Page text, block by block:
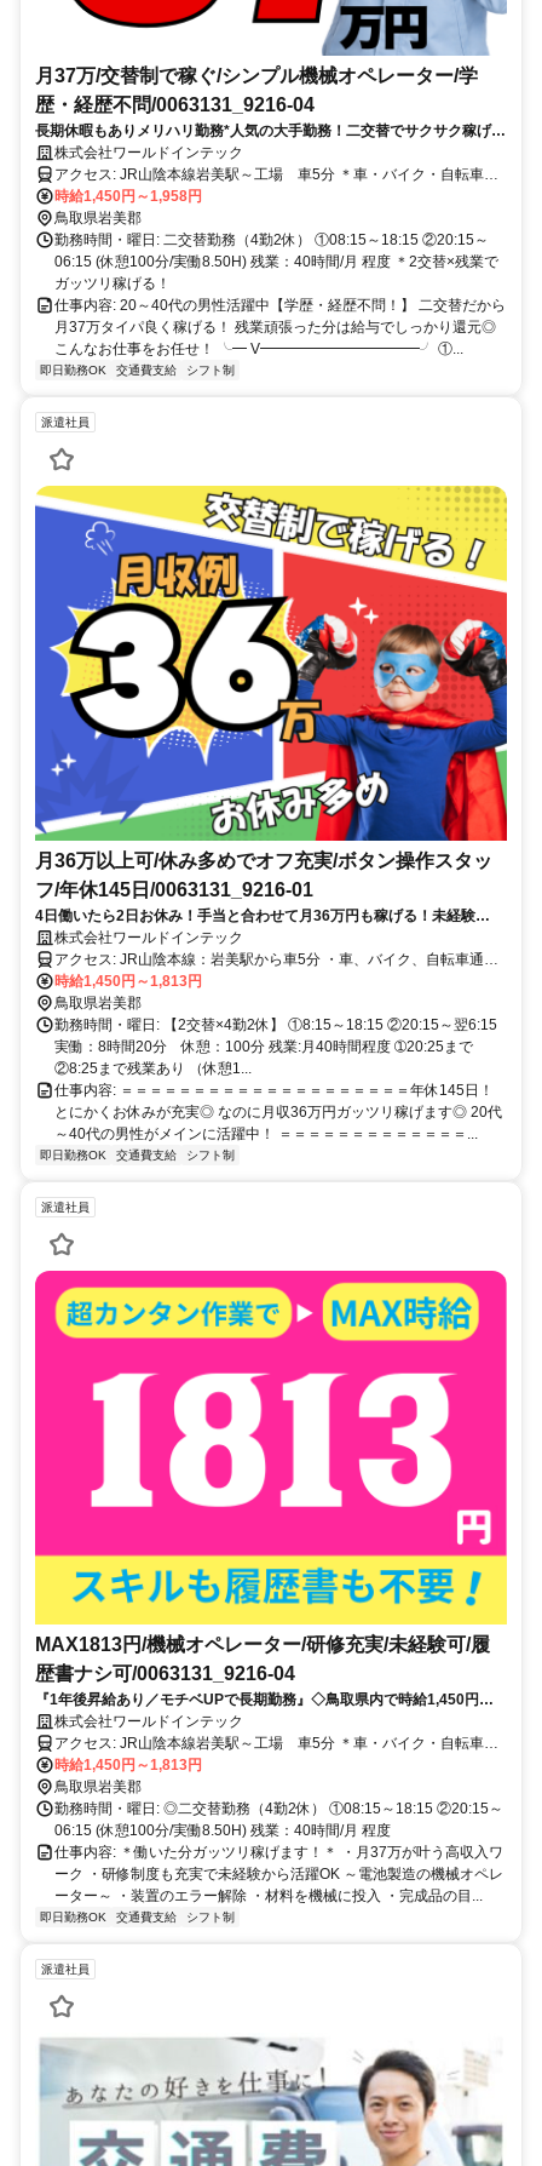
月37万/交替制で稼ぐ/シンプル機械オペレーター/学
歴・経歴不問/0063131_9216-04
長期休暇もありメリハリ勤務*人気の大手勤務！二交替でサクサク稼げ
る！シンプル作業で安定勤務◎履歴書不要でサクッと応募OK！
株式会社ワールドインテック
アクセス: JR山陰本線岩美駅～工場 車5分 ＊車・バイク・自転車通
勤OK ＊交通費規定支給 【寮～工場】 ＊車で20分～30分 ＊寮の家賃
は無料！
時給1,450円～1,958円
鳥取県岩美郡
勤務時間・曜日: 二交替勤務（4勤2休） ①08:15～18:15 ②20:15～
06:15 (休憩100分/実働8.50H) 残業：40時間/月 程度 ＊2交替×残業で
ガッツリ稼げる！
仕事内容: 20～40代の男性活躍中【学歴・経歴不問！】 二交替だから
月37万タイパ良く稼げる！ 残業頑張った分は給与でしっかり還元◎
こんなお仕事をお任せ！ ╰━ V━━━━━━━━━━━╯ ①...
即日勤務OK 交通費支給 シフト制
派遣社員
月36万以上可/休み多めでオフ充実/ボタン操作スタッ
フ/​年休145日/0063131_9216-01
4日働いたら2日お休み！手当と合わせて月36万円も稼げる！未経験
OK◎来社不要のカンタンなスマホ面接！
株式会社ワールドインテック
アクセス: JR山陰本線：岩美駅から車5分 ・車、バイク、自転車通勤
OK ・交通費規定支給 ・寮費無料の個室寮完備
時給1,450円～1,813円
鳥取県岩美郡
勤務時間・曜日: 【2交替×4勤2休】 ①8:15～18:15 ②20:15～翌6:15
実働：8時間20分 休憩：100分 残業:月40時間程度 ➀20:25まで
②8:25まで残業あり （休憩1...
仕事内容: ＝＝＝＝＝＝＝＝＝＝＝＝＝＝＝＝＝＝＝＝ ​年休145日！
とにかくお休みが充実◎ なのに月収36万円ガッツリ稼げます◎ 20代
～40代の男性がメインに活躍中！ ＝＝＝＝＝＝＝＝＝＝＝＝＝...
即日勤務OK 交通費支給 シフト制
派遣社員
MAX1813円/機械オペレーター/研修充実/未経験可/履
歴書ナシ可/0063131_9216-04
『1年後昇給あり／モチベUPで長期勤務』◇鳥取県内で時給1,450円◇
軽作業でガッツリ高収入◇長期連休あり◇日払いOK
株式会社ワールドインテック
アクセス: JR山陰本線岩美駅～工場 車5分 ＊車・バイク・自転車通
勤OK ＊交通費規定支給 【寮～工場】 ＊車で20分～30分 ＊寮の家賃
は無料！
時給1,450円～1,813円
鳥取県岩美郡
勤務時間・曜日: ◎二交替勤務（4勤2休） ①08:15～18:15 ②20:15～
06:15 (休憩100分/実働8.50H) 残業：40時間/月 程度
仕事内容: ＊働いた分ガッツリ稼げます！＊ ・月37万が叶う高収入ワ
ーク ・研修制度も充実で未経験から活躍OK ～電池製造の機械オペレ
ーター～ ・装置のエラー解除 ・材料を機械に投入 ・完成品の目...
即日勤務OK 交通費支給 シフト制
派遣社員